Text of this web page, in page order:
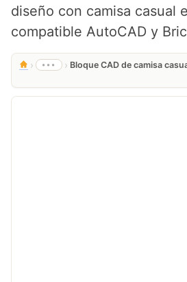
diseño con camisa casual
compatible AutoCAD y
› ••• ›